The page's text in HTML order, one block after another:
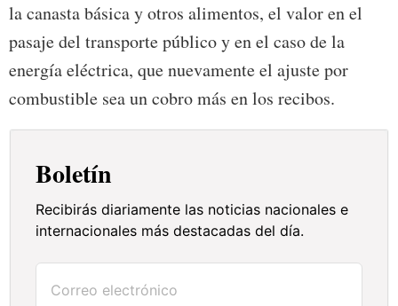
la canasta básica y otros alimentos, el valor en el
pasaje del transporte público y en el caso de la
energía eléctrica, que nuevamente el ajuste por
combustible sea un cobro más en los recibos.
Boletín
Recibirás diariamente las noticias nacionales e
internacionales más destacadas del día.